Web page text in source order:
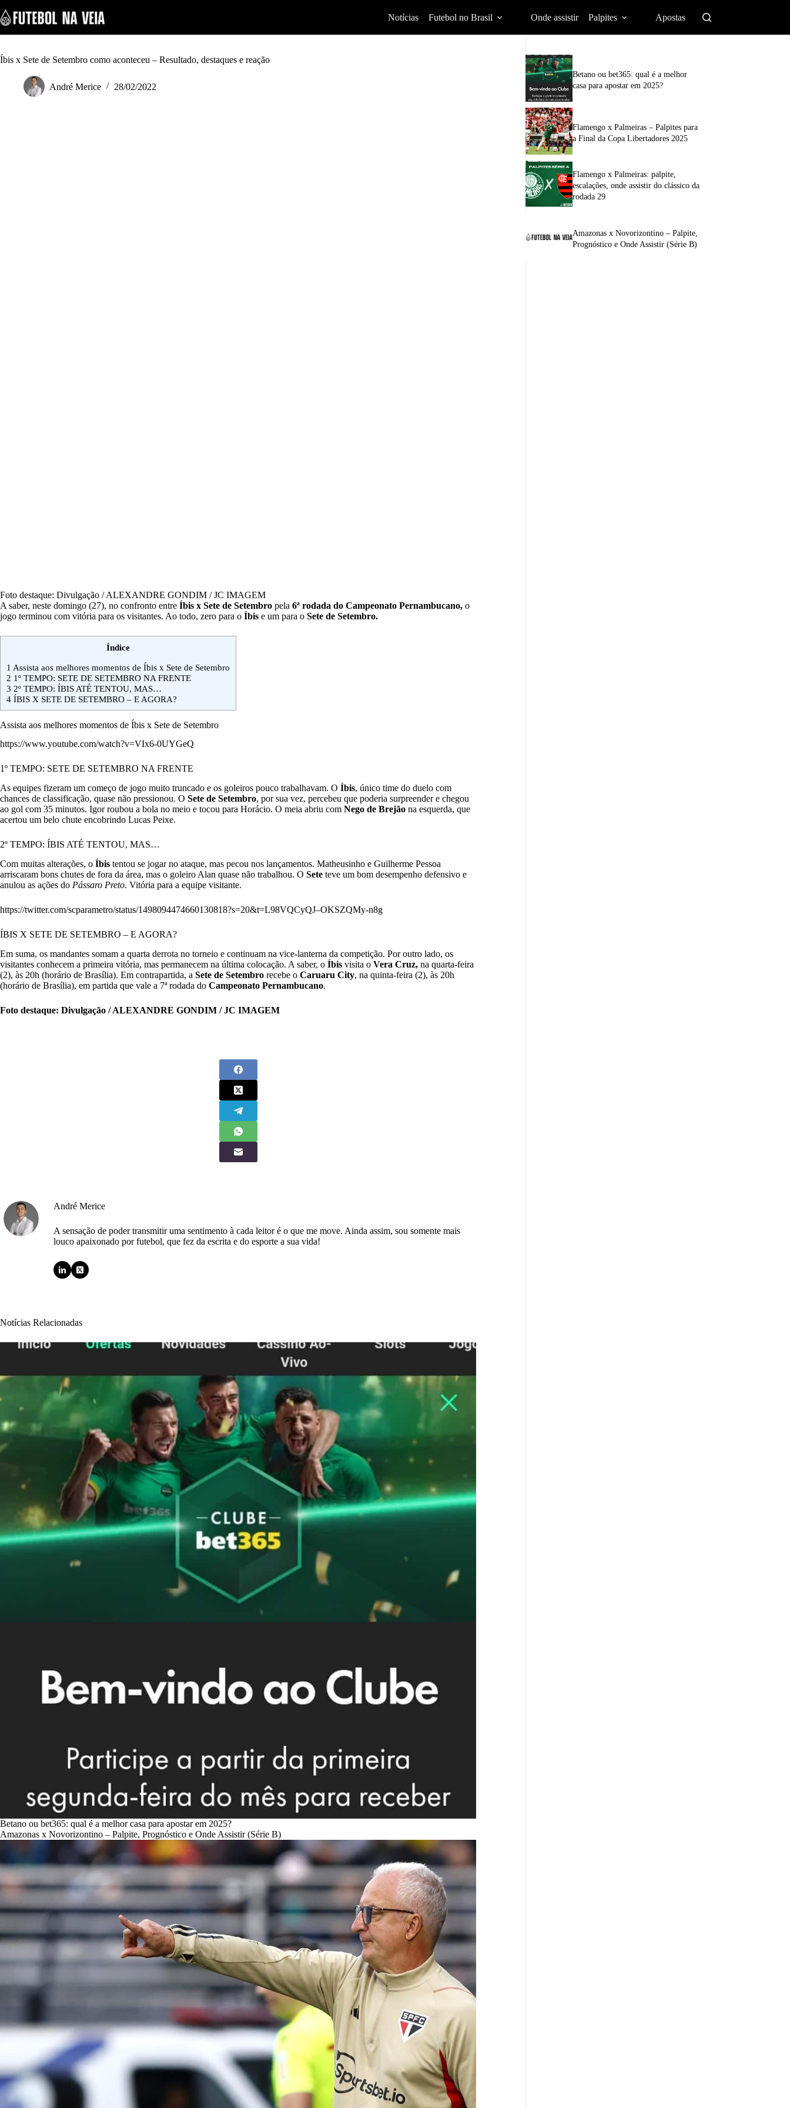
k
i
p
o
Notícias Futebol no Brasil Onde assistir Palpites Apostas
Íbis x Sete de Setembro como aconteceu – Resultado, destaques e reação
André Merice 28/02/2022
Foto destaque: Divulgação / ALEXANDRE GONDIM / JC IMAGEM
A saber, neste domingo (27), no confronto entre Íbis x Sete de Setembro pela 6ª rodada do Campeonato Pernambucano, o
jogo terminou com vitória para os visitantes. Ao todo, zero para o Íbis e um para o Sete de Setembro.
Índice
1 Assista aos melhores momentos de Íbis x Sete de Setembro
2 1º TEMPO: SETE DE SETEMBRO NA FRENTE
3 2º TEMPO: ÍBIS ATÉ TENTOU, MAS…
4 ÍBIS X SETE DE SETEMBRO – E AGORA?
Assista aos melhores momentos de Íbis x Sete de Setembro
https://www.youtube.com/watch?v=VIx6-0UYGeQ
1º TEMPO: SETE DE SETEMBRO NA FRENTE
As equipes fizeram um começo de jogo muito truncado e os goleiros pouco trabalhavam. O Íbis, único time do duelo com
chances de classificação, quase não pressionou. O Sete de Setembro, por sua vez, percebeu que poderia surpreender e chegou
ao gol com 35 minutos. Igor roubou a bola no meio e tocou para Horácio. O meia abriu com Nego de Brejão na esquerda, que
acertou um belo chute encobrindo Lucas Peixe.
2º TEMPO: ÍBIS ATÉ TENTOU, MAS…
Com muitas alterações, o Íbis tentou se jogar no ataque, mas pecou nos lançamentos. Matheusinho e Guilherme Pessoa
arriscaram bons chutes de fora da área, mas o goleiro Alan quase não trabalhou. O Sete teve um bom desempenho defensivo e
anulou as ações do Pássaro Preto. Vitória para a equipe visitante.
https://twitter.com/scparametro/status/1498094474660130818?s=20&t=L98VQCyQJ–OKSZQMy-n8g
ÍBIS X SETE DE SETEMBRO – E AGORA?
Em suma, os mandantes somam a quarta derrota no torneio e continuam na vice-lanterna da competição. Por outro lado, os
visitantes conhecem a primeira vitória, mas permanecem na última colocação. A saber, o Íbis visita o Vera Cruz, na quarta-feira
(2), às 20h (horário de Brasília). Em contrapartida, a Sete de Setembro recebe o Caruaru City, na quinta-feira (2), às 20h
(horário de Brasília), em partida que vale a 7ª rodada do Campeonato Pernambucano.
Foto destaque: Divulgação / ALEXANDRE GONDIM / JC IMAGEM
André Merice
A sensação de poder transmitir uma sentimento à cada leitor é o que me move. Ainda assim, sou somente mais
louco apaixonado por futebol, que fez da escrita e do esporte a sua vida!
Notícias Relacionadas
Betano ou bet365: qual é a melhor casa para apostar em 2025?
Amazonas x Novorizontino – Palpite, Prognóstico e Onde Assistir (Série B)
Betano ou bet365: qual é a melhor
casa para apostar em 2025?
Flamengo x Palmeiras – Palpites para
a Final da Copa Libertadores 2025
Flamengo x Palmeiras: palpite,
escalações, onde assistir do clássico da
rodada 29
Amazonas x Novorizontino – Palpite,
Prognóstico e Onde Assistir (Série B)